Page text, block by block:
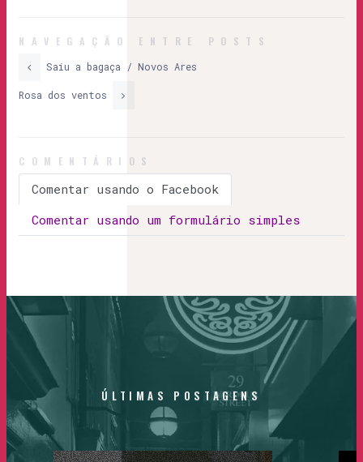
NAVEGAÇÃO ENTRE POSTS
Saiu a bagaça / Novos Ares
Rosa dos ventos
COMENTÁRIOS
Comentar usando o Facebook
Comentar usando um formulário simples
ÚLTIMAS POSTAGENS